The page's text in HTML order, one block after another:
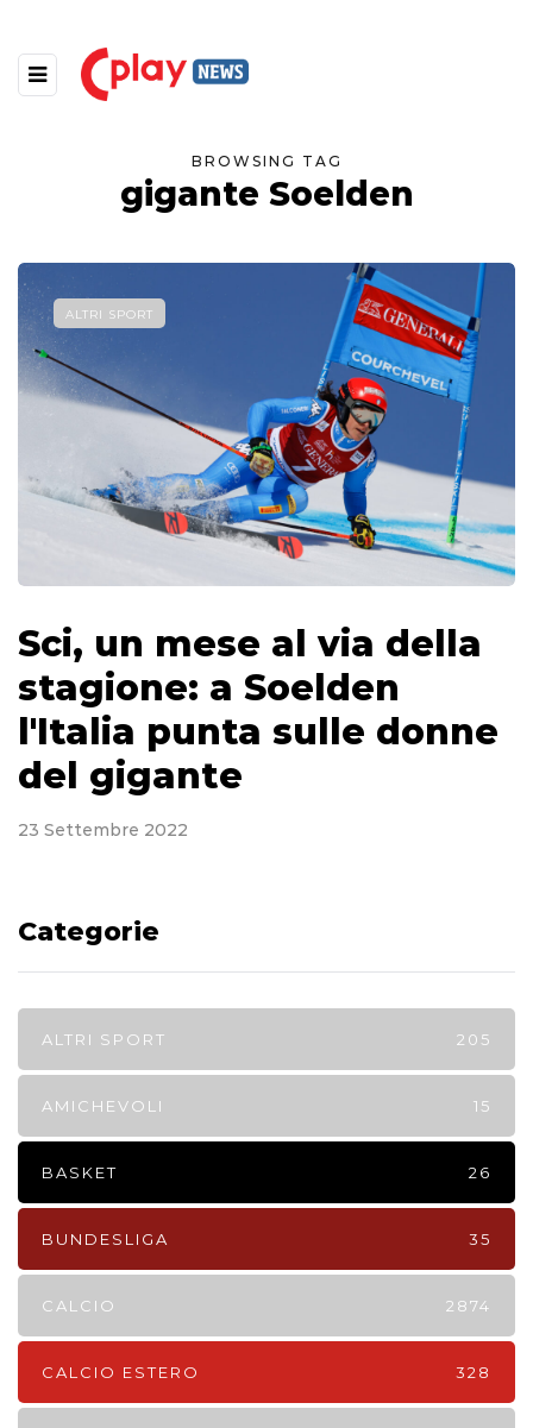
BROWSING TAG
gigante Soelden
ALTRI SPORT
Sci, un mese al via della
stagione: a Soelden
l'Italia punta sulle donne
del gigante
23 Settembre 2022
Categorie
ALTRI SPORT 205
AMICHEVOLI 15
BASKET 26
BUNDESLIGA 35
CALCIO 2874
CALCIO ESTERO 328